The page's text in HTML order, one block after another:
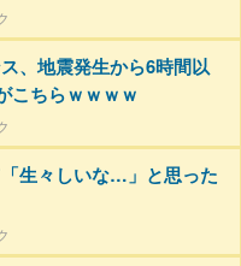
、地震発生から6時間以
こちらｗｗｗｗ
「生々しいな…」と思った